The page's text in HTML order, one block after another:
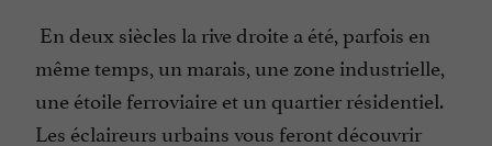
En deux siècles la rive droite a été, parfois en
même temps, un marais, une zone industrielle,
une étoile ferroviaire et un quartier résidentiel.
Les éclaireurs urbains vous feront découvrir